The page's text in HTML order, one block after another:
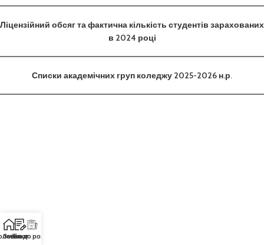
Ліцензійний обсяг та фактична кількість студентів зарахованих
в 2024 році
Списки академічних груп коледжу 2025-2026 н.р.
Блог
Зміни до розкладу